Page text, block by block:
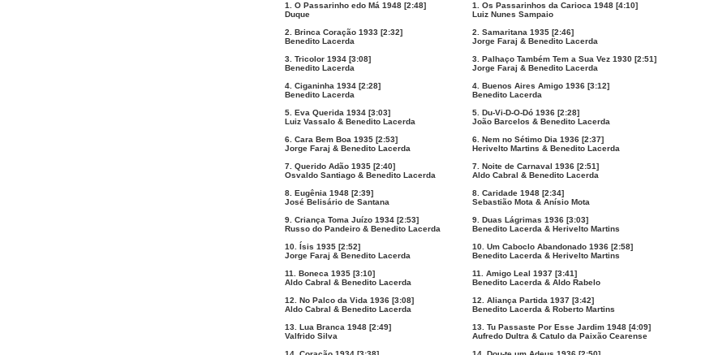
1. O Passarinho edo Má 1948 [2:48]
Duque
2. Brinca Coração 1933 [2:32]
Benedito Lacerda
3. Tricolor 1934 [3:08]
Benedito Lacerda
4. Ciganinha 1934 [2:28]
Benedito Lacerda
5. Eva Querida 1934 [3:03]
Luiz Vassalo & Benedito Lacerda
6. Cara Bem Boa 1935 [2:53]
Jorge Faraj & Benedito Lacerda
7. Querido Adão 1935 [2:40]
Osvaldo Santiago & Benedito Lacerda
8. Eugênia 1948 [2:39]
José Belisário de Santana
9. Criança Toma Juízo 1934 [2:53]
Russo do Pandeiro & Benedito Lacerda
10. Ísis 1935 [2:52]
Jorge Faraj & Benedito Lacerda
11. Boneca 1935 [3:10]
Aldo Cabral & Benedito Lacerda
12. No Palco da Vida 1936 [3:08]
Aldo Cabral & Benedito Lacerda
13. Lua Branca 1948 [2:49]
Valfrido Silva
1. Os Passarinhos da Carioca 1948 [4:10]
Luiz Nunes Sampaio
2. Samaritana 1935 [2:46]
Jorge Faraj & Benedito Lacerda
3. Palhaço Também Tem a Sua Vez 1930 [2:51]
Jorge Faraj & Benedito Lacerda
4. Buenos Aires Amigo 1936 [3:12]
Benedito Lacerda
5. Du-Vi-D-O-Dó 1936 [2:28]
João Barcelos & Benedito Lacerda
6. Nem no Sétimo Dia 1936 [2:37]
Herivelto Martins & Benedito Lacerda
7. Noite de Carnaval 1936 [2:51]
Aldo Cabral & Benedito Lacerda
8. Caridade 1948 [2:34]
Sebastião Mota & Anísio Mota
9. Duas Lágrimas 1936 [3:03]
Benedito Lacerda & Herivelto Martins
10. Um Caboclo Abandonado 1936 [2:58]
Benedito Lacerda & Herivelto Martins
11. Amigo Leal 1937 [3:41]
Benedito Lacerda & Aldo Rabelo
12. Aliança Partida 1937 [3:42]
Benedito Lacerda & Roberto Martins
13. Tu Passaste Por Esse Jardim 1948 [4:09]
Aufredo Dultra & Catulo da Paixão Cearense